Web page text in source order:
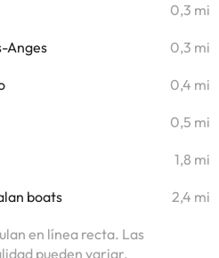
0,3 mi
Anges 0,3 mi
0,4 mi
0,5 mi
1,8 mi
boats 2,4 mi
en línea recta. Las
pueden variar.